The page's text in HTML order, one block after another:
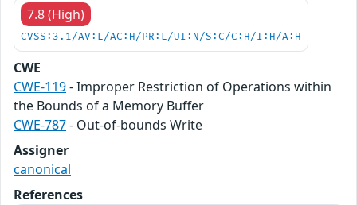
7.8 (High)
CVSS:3.1/AV:L/AC:H/PR:L/UI:N/S:C/C:H/I:H/A:H
CWE
CWE-119- Improper Restriction of Operations within
the Bounds of a Memory Buffer
CWE-787- Out-of-bounds Write
Assigner
canonical
References